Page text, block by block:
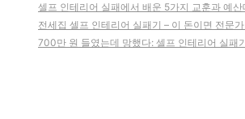
셀프 인테리어 실패에서 배운 5가지 교훈과 예산
전세집 셀프 인테리어 실패기 – 이 돈이면 전문
700만 원 들였는데 망했다: 셀프 인테리어 실패